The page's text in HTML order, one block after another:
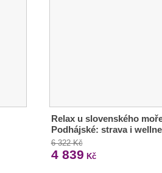
Relax u slovenského
Podhájské: strava i
6 322 Kč
4 839 Kč